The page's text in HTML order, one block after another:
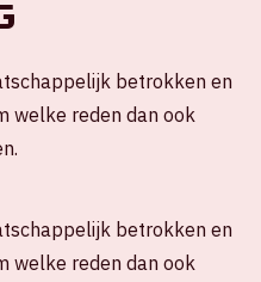
betrokken en
welke reden dan ook
betrokken en
welke reden dan ook